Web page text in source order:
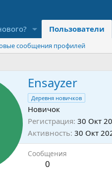
Пользователи
сообщения профилей
Ensayzer
Деревня новичков
Новичок
Регистрация 30 Окт
Активность 30 Окт
Сообщения
0